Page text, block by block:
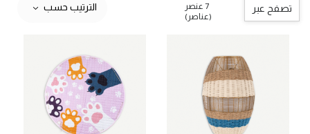
تصفح عبر
7 عنصر
(عناصر)
الترتيب حسب